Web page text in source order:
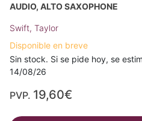
AUDIO, ALTO SAXOPHONE
Swift, Taylor
Disponible en breve
Sin stock. Si se pide hoy, se
14/08/26
PVP. 19,60€